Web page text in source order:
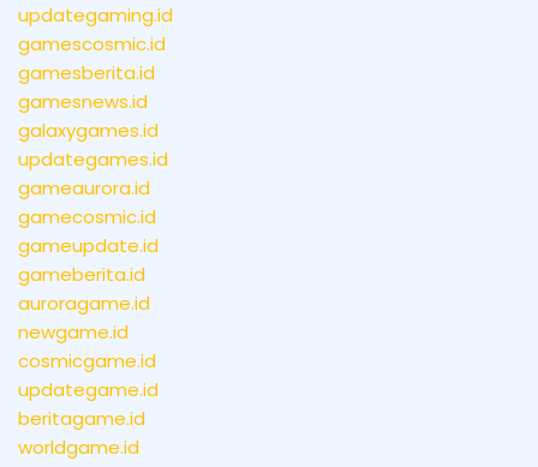
updategaming.id
gamescosmic.id
gamesberita.id
gamesnews.id
galaxygames.id
updategames.id
gameaurora.id
gamecosmic.id
gameupdate.id
gameberita.id
auroragame.id
newgame.id
cosmicgame.id
updategame.id
beritagame.id
worldgame.id